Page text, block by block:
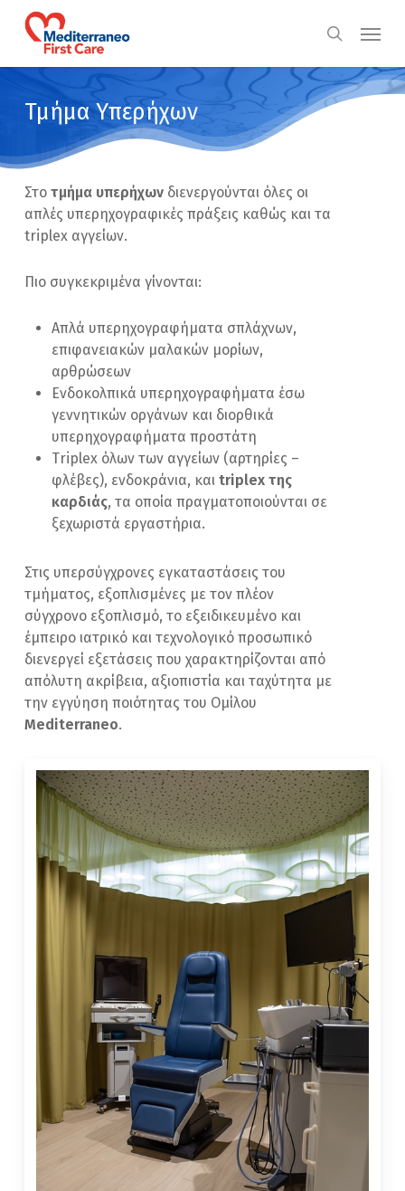
search
Menu
Τμήμα Υπερήχων
Στοτμήμα υπερήχων διενεργούνται όλες οι
απλές υπερηχογραφικές πράξεις καθώς και τα
triplex αγγείων.
Πιο συγκεκριμένα γίνονται:
Απλά υπερηχογραφήματα σπλάχνων,
επιφανειακών μαλακών μορίων,
αρθρώσεων
Eνδοκολπικά υπερηχογραφήματα έσω
γεννητικών οργάνων και διορθικά
υπερηχογραφήματα προστάτη
Triplex όλων των αγγείων (αρτηρίες –
φλέβες), ενδοκράνια, καιtriplex της
καρδιάς, τα οποία πραγματοποιούνται σε
ξεχωριστά εργαστήρια.
Στις υπερσύγχρονες εγκαταστάσεις του
τμήματος, εξοπλισμένες με τον πλέον
σύγχρονο εξοπλισμό, το εξειδικευμένο και
έμπειρο ιατρικό και τεχνολογικό προσωπικό
διενεργεί εξετάσεις που χαρακτηρίζονται από
απόλυτη ακρίβεια, αξιοπιστία και ταχύτητα με
την εγγύηση ποιότητας του Ομίλου
Mediterraneo.